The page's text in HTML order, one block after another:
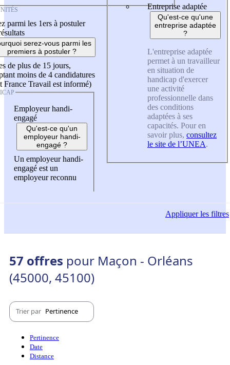
parmi les 1ers à postuler
serez-vous parmi les
premiers à postuler ?
de plus de 15 jours,
moins de 4 candidatures
France Travail est informé)
Employeur handi-
engagé
Qu'est-ce qu'un
employeur handi-
engagé ?
Un employeur handi-
engagé est un
employeur reconnu
Entreprise adaptée
Qu'est-ce qu'une
entreprise adaptée
?
L'entreprise adaptée
permet à un travailleur
en situation de
handicap d'exercer
une activité
professionnelle dans
des conditions
adaptées à ses
capacités. Pour en
savoir plus, consultez
le site de l’UNEA.
Appliquerles filtres
57 offres pour Maçon - Orléans
(45000, 45100)
Trier par Pertinence
Pertinence
Date
Distance